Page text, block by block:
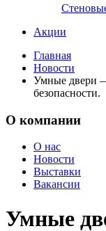
Акции
Главная
Новости
Умные двери
безопасности.
О компании
О нас
Новости
Выставки
Вакансии
Умные